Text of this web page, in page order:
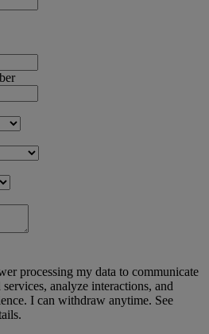
processing my data to communicate
analyze interactions, and
I can withdraw anytime. See